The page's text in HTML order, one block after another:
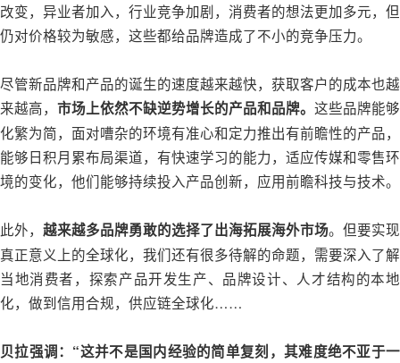
改变，异业者加入，行业竞争加剧，消费者的想法更加多元，但
仍对价格较为敏感，这些都给品牌造成了不小的竞争压力。
尽管新品牌和产品的诞生的速度越来越快，获取客户的成本也越
来越高， 市场上依然不缺逆势增长的产品和品牌。 这些品牌能够
化繁为简，面对嘈杂的环境有准心和定力推出有前瞻性的产品，
能够日积月累布局渠道，有快速学习的能力，适应传媒和零售环
境的变化，他们能够持续投入产品创新，应用前瞻科技与技术。
此外， 越来越多品牌勇敢的选择了出海拓展海外市场。但要实现
真正意义上的全球化，我们还有很多待解的命题，需要深入了解
当地消费者，探索产品开发生产、品牌设计、人才结构的本地
化，做到信用合规，供应链全球化……
贝拉强调：“这并不是国内经验的简单复刻，其难度绝不亚于一